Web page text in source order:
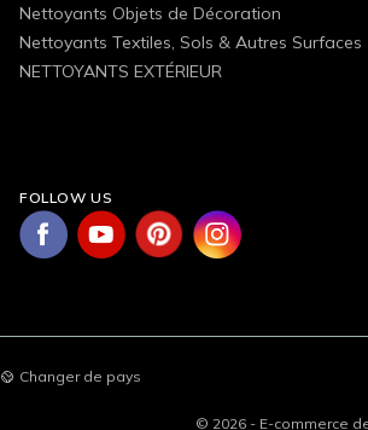
Nettoyants Objets de Décoration
Nettoyants Textiles, Sols & Autres Surfaces
NETTOYANTS EXTÉRIEUR
FOLLOW US
Changer de pays
© 2026 - E-commerce